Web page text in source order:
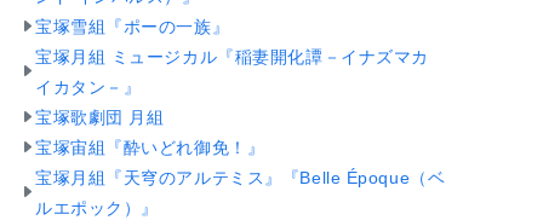
宝塚雪組『ポーの一族』
宝塚月組 ミュージカル『稲妻開化譚－イナズマカ
イカタン－』
宝塚歌劇団 月組
宝塚宙組『酔いどれ御免！』
宝塚月組『天穹のアルテミス』『Belle Époque（ベ
ルエポック）』